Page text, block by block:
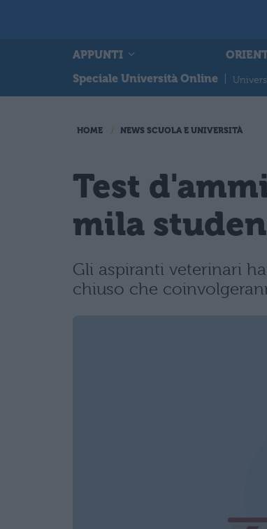
APPUNTI
Speciale Università Online
HOME NEWS SCUOLA E UNIVERSITÀ
Test
mila
Gli aspiranti veterinari
chiuso che